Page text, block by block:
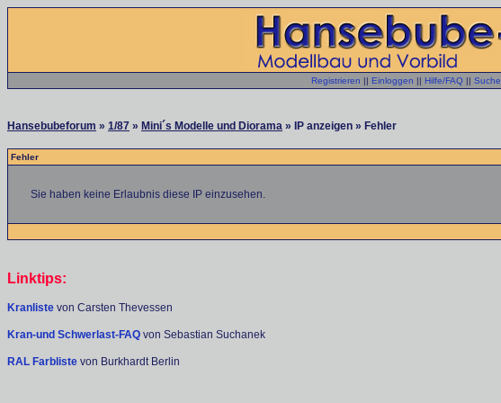
Registrieren || Einloggen || Hilfe/FAQ || Suche
Hansebubeforum » 1/87 » Mini´s Modelle und Diorama » IP anzeigen » Fehler
Fehler
Sie haben keine Erlaubnis diese IP einzusehen.
Linktips:
Kranliste von Carsten Thevessen
Kran-und Schwerlast-FAQ von Sebastian Suchanek
RAL Farbliste von Burkhardt Berlin